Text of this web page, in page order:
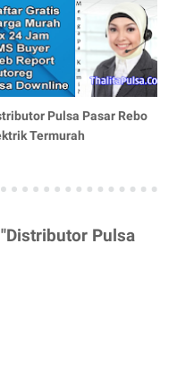
Pulsa Pasar Rebo
Termurah
Pulsa